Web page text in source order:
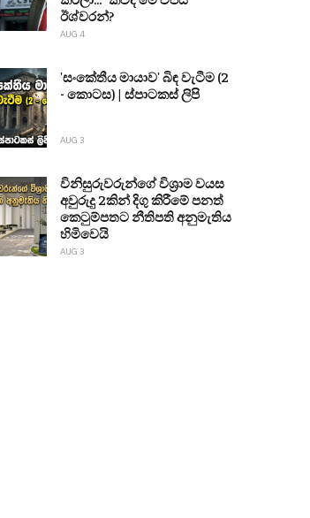
ඊශ්වරන්?
AUG 4
'සංකේතීය මායාව' බිඳ වැටීම (2
- කොටස) | ස්පාටකස් ලිපි
AUG 3
විනිසුරුවරුන්ගේ විශ්‍රාම වයස
අවුරුදු 2කින් දිගු කිරීමේ පනත්
කෙටුම්පතට නීතිපති අනුමැතිය
හිමිවෙයි
AUG 3